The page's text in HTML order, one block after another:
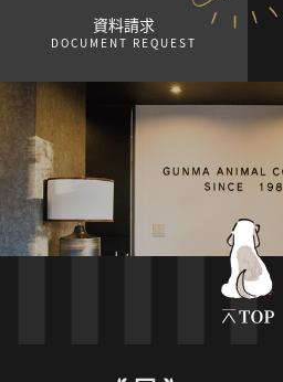
資料請求
DOCUMENT REQUEST